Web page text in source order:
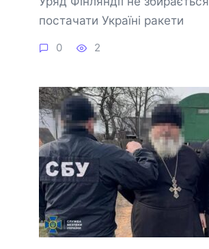
постачати Україні ракети
0 2